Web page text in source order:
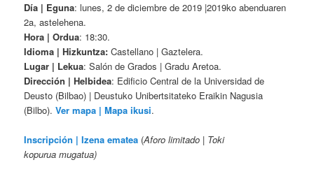
Día | Eguna: lunes, 2 de diciembre de 2019 |2019ko abenduaren
2a, astelehena.
Hora | Ordua: 18:30.
Idioma | Hizkuntza: Castellano | Gaztelera.
Lugar | Lekua: Salón de Grados | Gradu Aretoa.
Dirección | Helbidea: Edificio Central de la Universidad de
Deusto (Bilbao) | Deustuko Unibertsitateko Eraikin Nagusia
(Bilbo).Ver mapa | Mapa ikusi.
Inscripción | Izena ematea (Aforo limitado | Toki
kopurua mugatua)